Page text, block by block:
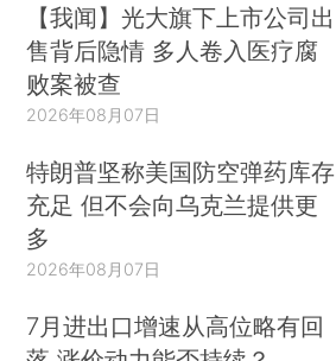
【我闻】光大旗下上市公司出
售背后隐情 多人卷入医疗腐
败案被查
2026年08月07日
特朗普坚称美国防空弹药库存
充足 但不会向乌克兰提供更
多
2026年08月07日
7月进出口增速从高位略有回